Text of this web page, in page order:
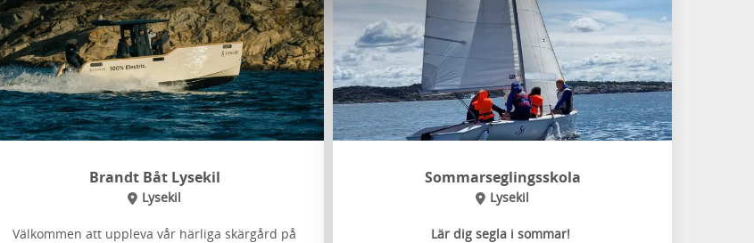
Brandt Båt Lysekil
Lysekil
Välkommen att uppleva vår härliga skärgård på
Sommarseglingsskola
Lysekil
Lär dig segla i sommar!